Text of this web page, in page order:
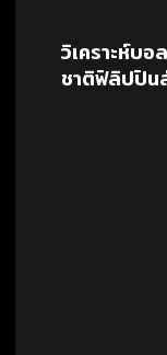
วิเคราะห์บ
ชาติฟิลิปปิ